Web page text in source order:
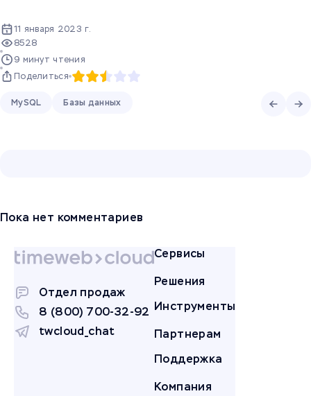
11 января 2023 г.
8528
9 минут чтения
Поделиться
MySQL Базы данных
Пока нет комментариев
Отдел продаж
8 (800) 700-32-92
twcloud_chat
Сервисы
Решения
Инструменты
Партнерам
Поддержка
Компания